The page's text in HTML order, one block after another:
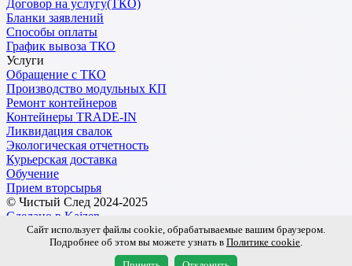
Договор на услугу(ТКО)
Бланки заявлений
Способы оплаты
График вывоза ТКО
Услуги
Обращение с ТКО
Производство модульных КП
Ремонт контейнеров
Контейнеры TRADE-IN
Ликвидация свалок
Экологическая отчетность
Курьерская доставка
Обучение
Прием вторсырья
© Чистый След 2024-2025
Сделано в Kaizen
Обработка персональных данных
Пользовательское соглашение
Сайт использует файлы cookie, обрабатываемые вашим браузером.
Подробнее об этом вы можете узнать в Политике cookie.